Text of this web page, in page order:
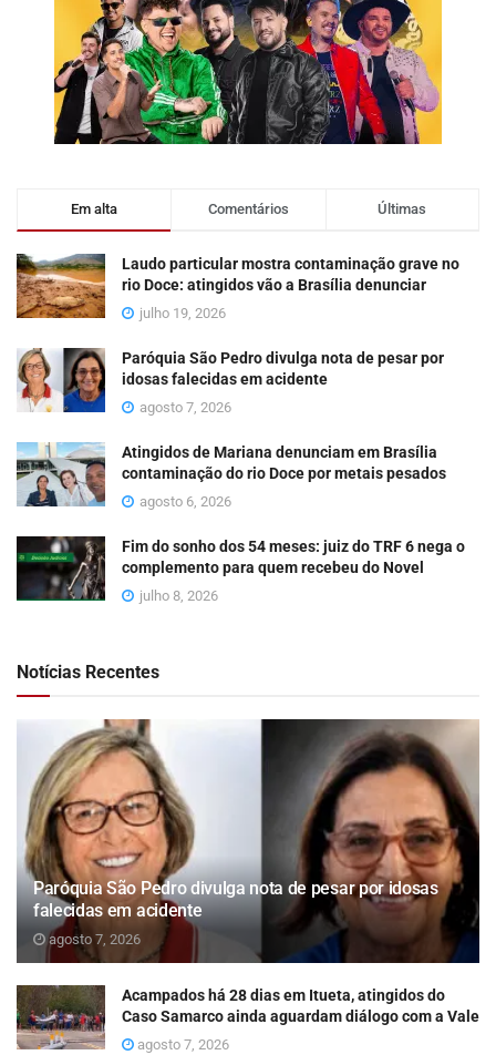
Em alta Comentários Últimas
Laudo particular mostra contaminação grave no
rio Doce: atingidos vão a Brasília denunciar
julho 19, 2026
Paróquia São Pedro divulga nota de pesar por
idosas falecidas em acidente
agosto 7, 2026
Atingidos de Mariana denunciam em Brasília
contaminação do rio Doce por metais pesados
agosto 6, 2026
Fim do sonho dos 54 meses: juiz do TRF 6 nega o
complemento para quem recebeu do Novel
julho 8, 2026
Notícias Recentes
Paróquia São Pedro divulga nota de pesar por idosas
falecidas em acidente
agosto 7, 2026
Acampados há 28 dias em Itueta, atingidos do
Caso Samarco ainda aguardam diálogo com a Vale
agosto 7, 2026